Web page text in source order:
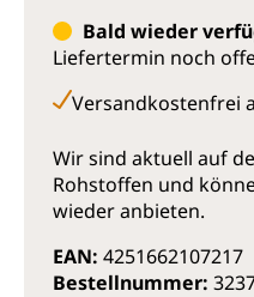
Bald wieder
Liefertermin noch
Versandkostenfrei
Wir sind aktuell auf
Rohstoffen und
wieder anbieten.
EAN: 4251662107217
Bestellnummer: